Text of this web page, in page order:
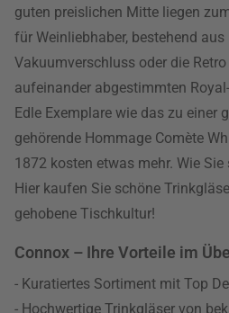
guten preislichen Mitte liegen
für Weinliebhaber, bestehend
Vakuumverschluss oder die
aufeinander abgestimmten
Edle Exemplare wie das zu einer
gehörende Hommage Comète
1872 kosten etwas mehr. Wie
Hier kaufen Sie schöne
gehobene Tischkultur!
Connox – Ihre Vorteile im
- Kuratiertes Sortiment mit Top
- Hochwertige Trinkgläser von